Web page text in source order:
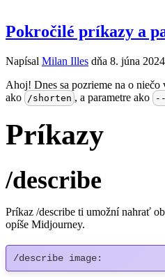
Pokročilé príkazy a
Napísal Milan Illes dňa 8. júna 2024
Ahoj! Dnes sa pozrieme na o
ako
/shorten , a parametre ako
Príkazy
/describe
Príkaz /describe ti umožní nahrať
opíše Midjourney.
/describe image: